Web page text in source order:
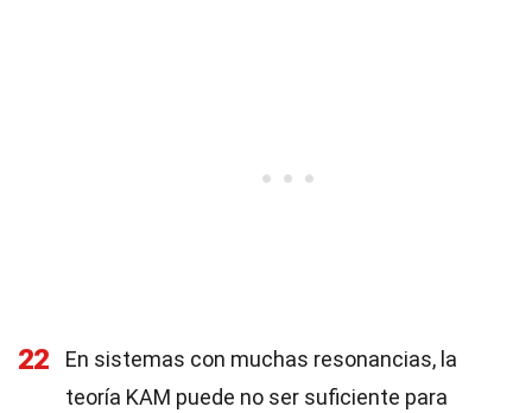
22
En sistemas con muchas resonancias, la
teoría KAM puede no ser suficiente para